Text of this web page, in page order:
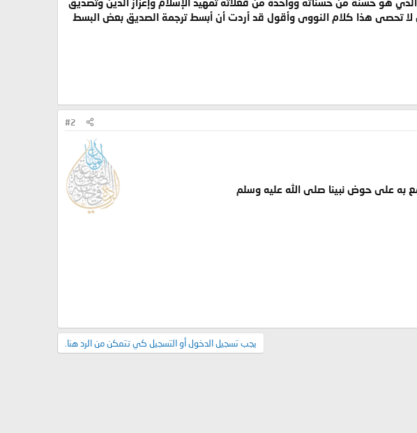
تحصى هذا كلام النووى وأقول قد أردت أن أبسط ترجمة الصديق بعض البسط
#2
به على حوض نبينا صلى الله عليه وسلم
يجب تسجيل الدخول أو التسجيل كي تتمكن من الرد هنا.